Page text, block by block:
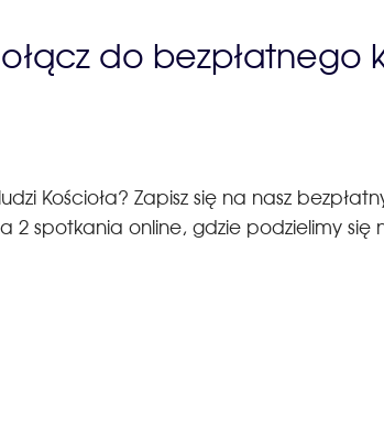
do bezpłatnego
Kościoła? Zapisz się na nasz
spotkania online, gdzie podzielimy się